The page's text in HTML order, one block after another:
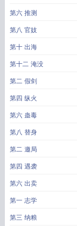
第六 推测
第八 官妓
第十 出海
第十二 淹没
第二 假剑
第四 纵火
第六 蛊毒
第八 替身
第二 邀局
第四 遇袭
第六 出卖
第一 志学
第三 纳粮